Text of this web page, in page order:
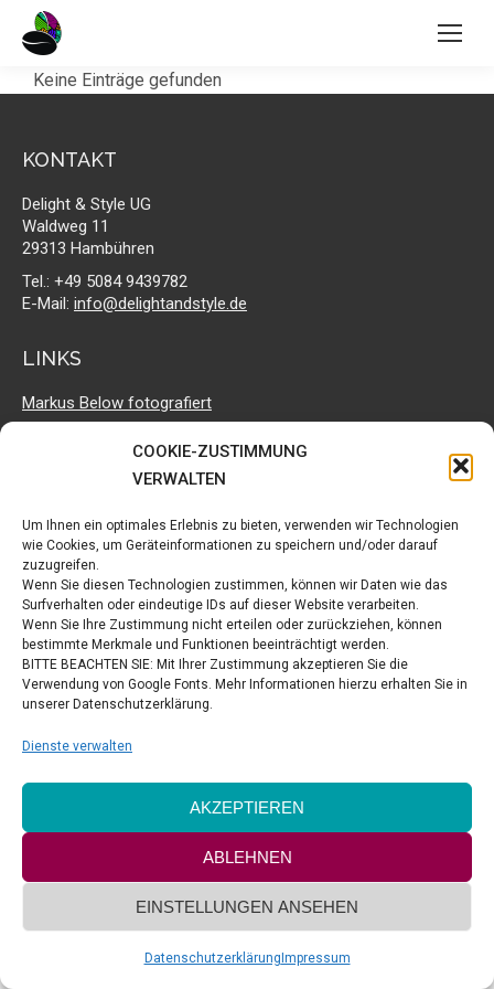
COOKIE-ZUSTIMMUNG
VERWALTEN
Um Ihnen ein optimales Erlebnis zu bieten, verwenden wir Technologien
wie Cookies, um Geräteinformationen zu speichern und/oder darauf
zuzugreifen.
Wenn Sie diesen Technologien zustimmen, können wir Daten wie das
Surfverhalten oder eindeutige IDs auf dieser Website verarbeiten.
Wenn Sie Ihre Zustimmung nicht erteilen oder zurückziehen, können
bestimmte Merkmale und Funktionen beeinträchtigt werden.
BITTE BEACHTEN SIE: Mit Ihrer Zustimmung akzeptieren Sie die
Verwendung von Google Fonts. Mehr Informationen hierzu erhalten Sie in
unserer Datenschutzerklärung.
Dienste verwalten
AKZEPTIEREN
ABLEHNEN
EINSTELLUNGEN ANSEHEN
Datenschutzerklärung Impressum
Keine Einträge gefunden
KONTAKT
Delight & Style UG
Waldweg 11
29313 Hambühren
Tel.: +49 5084 9439782
E-Mail: info@delightandstyle.de
LINKS
Markus Below fotografiert
Delight & Style bei facebook
VERTRAG WIDERRUFEN